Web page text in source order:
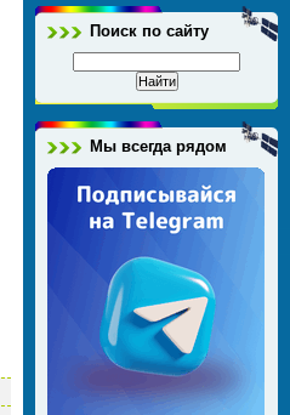
Поиск по сайту
Мы всегда рядом